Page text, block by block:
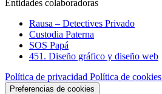
Entidades colaboradoras
Rausa – Detectives Privado
Custodia Paterna
SOS Papá
451. Diseño gráfico y diseño web
Política de privacidad Política de cookies
Preferencias de cookies